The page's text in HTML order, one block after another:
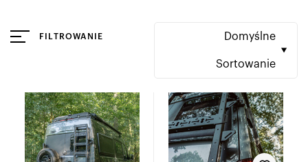
FILTROWANIE Domyślne
Sortowanie